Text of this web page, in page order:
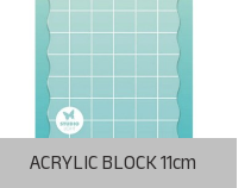
ACRYLIC BLOCK 11cm